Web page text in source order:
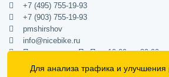
+7 (495) 755-19-93
+7 (903) 755-19-93
pmshirshov
info@nicebike.ru
Прием звонков Пн-Пт с 10:00 до 20:00
ПВЗ Пн-Пт с 10:00 до 20:00
г. Москва, ул. Барклая 13с1
Для анализа трафика и